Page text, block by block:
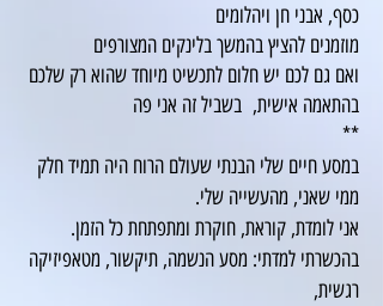
כסף, אבני חן ויהלומים
מוזמנים להציץ בהמשך בלינקים המצורפים
ואם גם לכם יש חלום לתכשיט מיוחד שהוא רק שלכם
בהתאמה אישית, בשביל זה אני פה
**
במסע חיים שלי הבנתי שעולם הרוח היה תמיד חלק
ממי שאני, מהעשייה שלי.
אני לומדת, קוראת, חוקרת ומתפתחת כל הזמן.
בהכשרתי למדתי: מסע הנשמה, תיקשור, מטאפיזיקה
רגשית,